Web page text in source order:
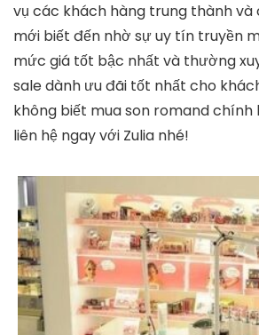
vụ các khách hàng trung thành và
mới biết đến nhờ sự uy tín truyền
mức giá tốt bậc nhất và thường
sale dành ưu đãi tốt nhất cho
không biết mua son romand
liên hệ ngay với Zulia nhé!